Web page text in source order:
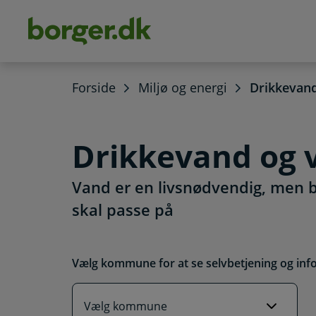
Forside Miljø og energi
Drikkevand og
Vand er en livsnødvendig, men
skal passe på
Vælg kommune for at se selvbetjening og